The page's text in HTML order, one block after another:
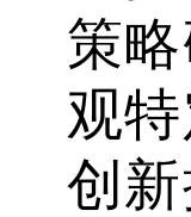
策
观
创